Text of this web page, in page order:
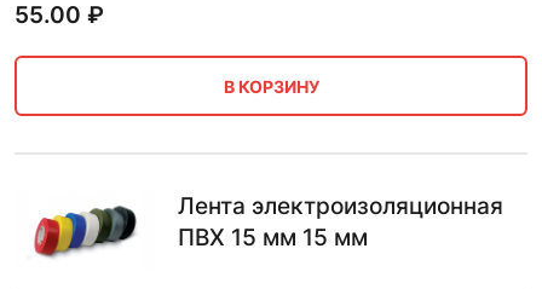
55.00 ₽
В КОРЗИНУ
Лента электроизоляционная
ПВХ 15 мм 15 мм